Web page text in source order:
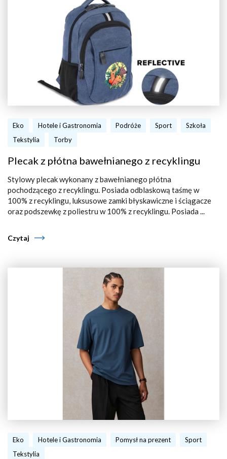
Eko Hotele i Gastronomia Podróże Sport
Szkoła
Tekstylia
Torby
Plecak z płótna bawełnianego z recyklingu
Stylowy plecak wykonany z bawełnianego płótna
pochodzącego z recyklingu. Posiada odblaskową taśmę w
100% z recyklingu, luksusowe zamki błyskawiczne i ściągacze
oraz podszewkę z poliestru w 100% z recyklingu. Posiada ...
Czytaj
Eko Hotele i Gastronomia Pomysł na prezent
Sport
Tekstylia